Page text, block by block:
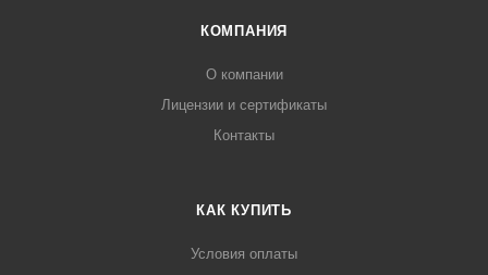
КОМПАНИЯ
О компании
Лицензии и сертификаты
Контакты
КАК КУПИТЬ
Условия оплаты